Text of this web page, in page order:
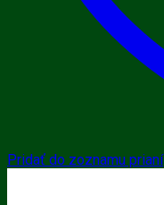
Pridať do zoznamu prianí